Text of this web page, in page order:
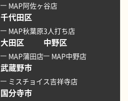
MAP阿佐ヶ谷店
千代田区
MAP秋葉原3人打ち店
大田区
MAP蒲田店
中野区
MAP中野店
武蔵野市
ミスチョイス吉祥寺店
国分寺市